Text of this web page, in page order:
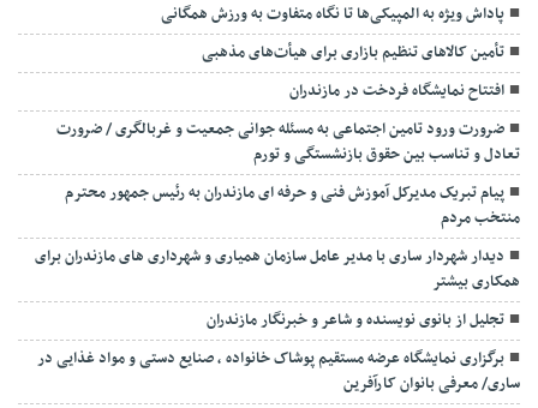
پاداش ویژه به المپیکی‌ها تا نگاه متفاوت به ورزش همگانی
تأمین کالاهای تنظیم بازاری برای هیأت‌های مذهبی
افتتاح نمایشگاه فردخت در مازندران
ضرورت ورود تامین اجتماعی به مسئله جوانی جمعیت و غربالگری / ضرورت
تعادل و تناسب بین حقوق بازنشستگی و تورم
پیام تبریک مدیرکل آموزش فنی و حرفه ای مازندران به رئیس جمهور محترم
منتخب مردم
دیدار شهردار ساری با مدیر عامل سازمان همیاری و شهرداری های مازندران برای
همکاری بیشتر
تجلیل از بانوی نویسنده و شاعر و خبرنگار مازندران
برگزاری نمایشگاه عرضه مستقیم پوشاک خانواده ، صنایع دستی و مواد غذایی در
ساری/ معرفی بانوان کارآفرین